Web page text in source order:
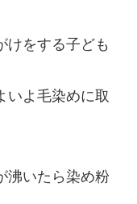
けをする子ども
いよ毛染めに取
沸いたら染め粉